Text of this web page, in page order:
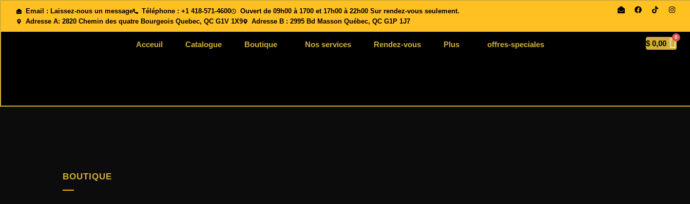
Email : Laissez-nous un message Téléphone : +1 418-571-4600 Ouvert de 09h00 à 1700 et 17h00 à 22h00 Sur rendez-vous seulement.
Adresse A: 2820 Chemin des quatre Bourgeois Quebec, QC G1V 1X9 Adresse B : 2995 Bd Masson Québec, QC G1P 1J7
Acceuil Catalogue Boutique Nos services Rendez-vous Plus offres-speciales $ 0,00
BOUTIQUE
Le salon du 2820 chemin des Quatre-Bourgeois est maintenant ouvert. Le salon du 2995 boul Masson reste ouvert. Pour nous joindre : 418-571-
4600.